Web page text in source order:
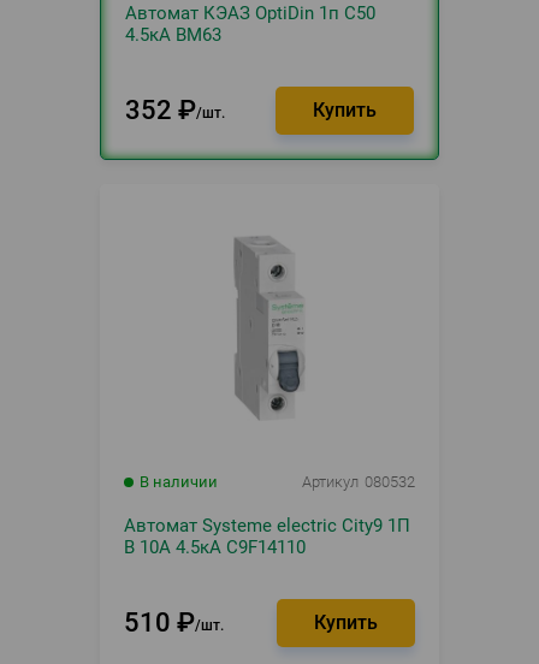
Автомат КЭАЗ OptiDin 1п С50
4.5кА BM63
352 ₽ шт.
В наличии Артикул 080532
Автомат Systeme electric City9 1П
B 10А 4.5кА C9F14110
510 ₽ шт.